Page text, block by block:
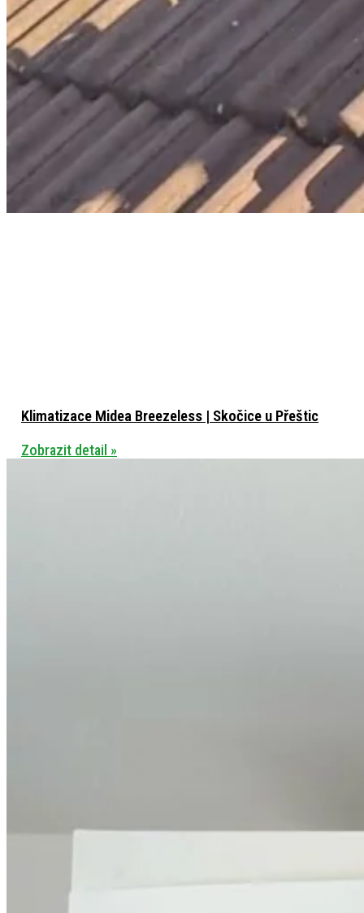
Klimatizace Midea Breezeless | Skočice u Přeštic
Zobrazit detail »